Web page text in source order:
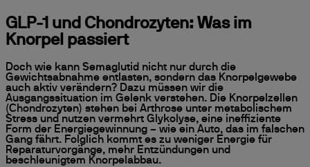
GLP-1 und Chondrozyten: Was im
Knorpel passiert
Doch wie kann Semaglutid nicht nur durch die
Gewichtsabnahme entlasten, sondern das Knorpelgewebe
auch aktiv verändern? Dazu müssen wir die
Ausgangssituation im Gelenk verstehen. Die Knorpelzellen
(Chondrozyten) stehen bei Arthrose unter metabolischem
Stress und nutzen vermehrt Glykolyse, eine ineffiziente
Form der Energiegewinnung – wie ein Auto, das im falschen
Gang fährt. Folglich kommt es zu weniger Energie für
Reparaturvorgänge, mehr Entzündungen und
beschleunigtem Knorpelabbau.